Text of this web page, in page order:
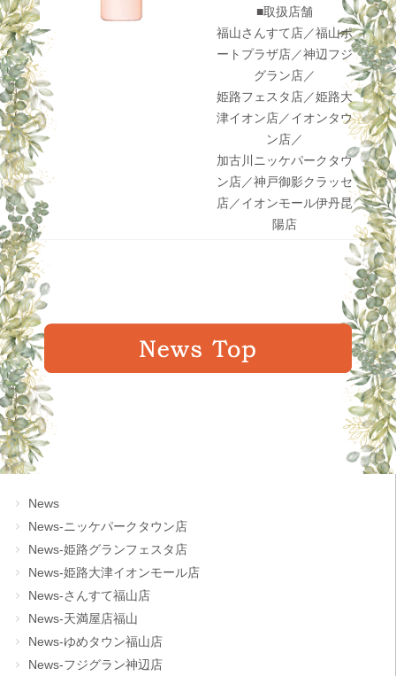
■取扱店舗
福山さんすて店／福山ポ
ートプラザ店／神辺フジ
グラン店／
姫路フェスタ店／姫路大
津イオン店／イオンタウ
ン店／
加古川ニッケパークタウ
ン店／神戸御影クラッセ
店／イオンモール伊丹昆
陽店
News
News-ニッケパークタウン店
News-姫路グランフェスタ店
News-姫路大津イオンモール店
News-さんすて福山店
News-天満屋店福山
News-ゆめタウン福山店
News-フジグラン神辺店